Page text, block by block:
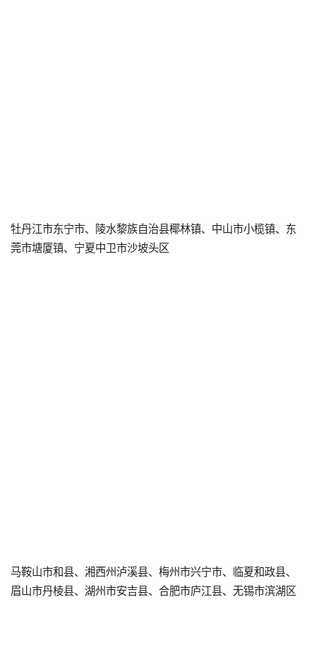
牡丹江市东宁市、陵水黎族自治县椰林镇、中山市小榄镇、东
莞市塘厦镇、宁夏中卫市沙坡头区
马鞍山市和县、湘西州泸溪县、梅州市兴宁市、临夏和政县、
眉山市丹棱县、湖州市安吉县、合肥市庐江县、无锡市滨湖区